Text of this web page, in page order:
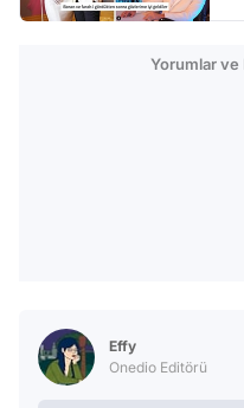
Yorumlar ve
Effy
Onedio Editörü